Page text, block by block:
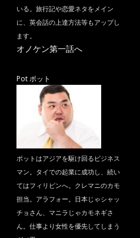
いる。旅行記や恋愛ネタをメイン
に、英会話の上達方法等もアップし
ます。
オノケン第一話へ
Pot ポット
ポットはアジアを駆け回るビジネス
マン。タイでの起業に成功し、続い
てはフィリピンへ。クレマニのカモ
担当。アラフォー。日本じゃシャッ
チョさん、マニラじゃカモネギさ
ん。仕事より女性を優先してしまう